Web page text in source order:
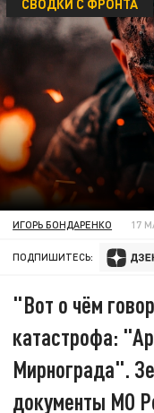
СВОДКИ С ФРОНТА
ИГОРЬ БОНДАРЕНКО 17
ПОДПИШИТЕСЬ:
"Вот о чём
катастрофа:
Мирнограда".
документы МО